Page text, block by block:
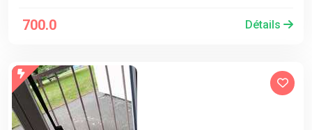
700.0 Détails